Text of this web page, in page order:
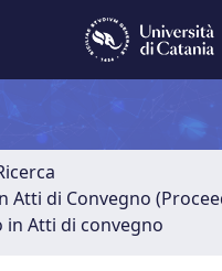
Atti di Convegno
in Atti di convegno